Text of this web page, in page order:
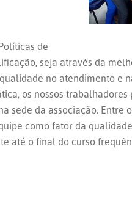
de
seja através da
no atendimento e
os nossos
sede da associação. Entre
como fator da
até o final do curso